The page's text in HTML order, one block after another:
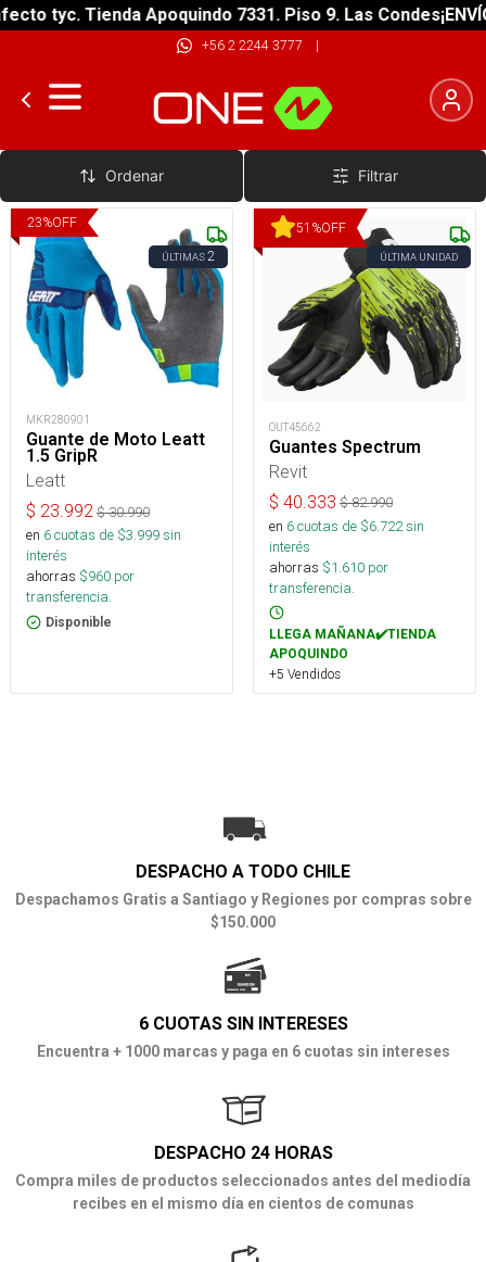
tyc. Tienda Apoquindo 7331. Piso 9. Las Condes
+56 2 2244 3777 |
Guantes
Ordenar Filtrar
23%OFF
ÚLTIMAS2
MKR280901
Guante de Moto Leatt
1.5 GripR
Leatt
$ 23.992 $30.990
en 6cuotas de $3.999sin
interés
ahorras $960 por
transferencia.
Disponible
51 %OFF
ÚLTIMA UNIDAD
OUT45662
Guantes Spectrum
Revit
$ 40.333 $82.990
en 6cuotas de $6.722sin
interés
ahorras $1.610 por
transferencia.
LLEGA MAÑANA✔️TIENDA
APOQUINDO
+5 Vendidos
DESPACHO A TODO CHILE
Despachamos Gratis a Santiago y Regiones por compras sobre
$150.000
6 CUOTAS SIN INTERESES
Encuentra + 1000 marcas y paga en 6 cuotas sin intereses
DESPACHO 24 HORAS
Compra miles de productos seleccionados antes del mediodía
recibes en el mismo día en cientos de comunas